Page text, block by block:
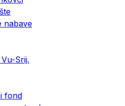
nabave
Srij.
fond